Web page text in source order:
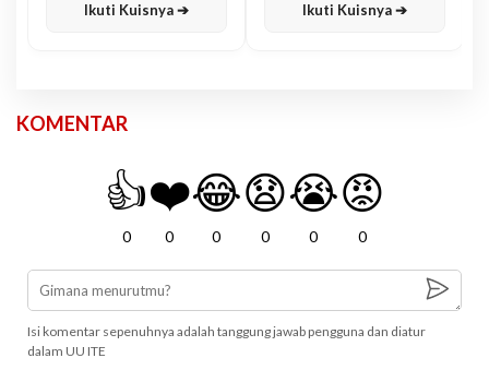
Ikuti Kuisnya ➔ Ikuti Kuisnya ➔
KOMENTAR
👍
0
❤️
0
😂
0
😧
0
😭
0
😡
0
Isi komentar sepenuhnya adalah tanggung jawab pengguna dan diatur
dalam UU ITE